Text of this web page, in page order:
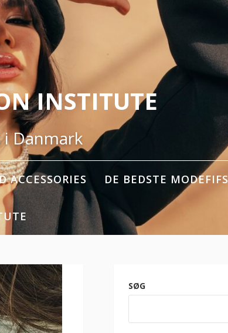
INSTITUTE
Danmark
ACCESSORIES DE BEDSTE MODEFIFS
SØG